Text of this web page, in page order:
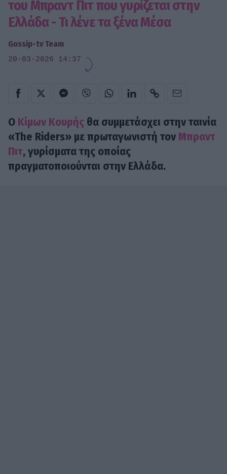
του Μπραντ Πιτ που γυρίζεται στην
Ελλάδα - Τι λένε τα ξένα Μέσα
Gossip-tv Team
20-03-2026 14:37
Ο Κίμων Κουρής θα συμμετάσχει στην ταινία
«The Riders» με πρωταγωνιστή τον Μπραντ
Πιτ, γυρίσματα της οποίας
πραγματοποιούνται στην Ελλάδα.